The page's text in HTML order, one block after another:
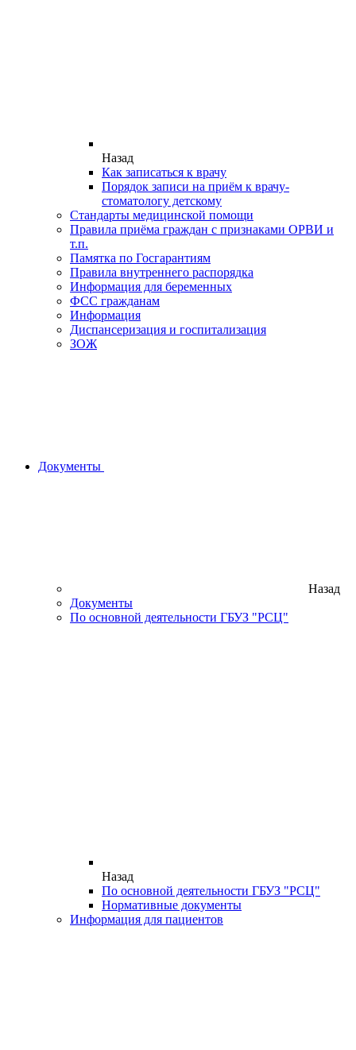
Назад
Как записаться к врачу
Порядок записи на приём к врачу-
стоматологу детскому
Стандарты медицинской помощи
Правила приёма граждан с признаками ОРВИ и
т.п.
Памятка по Госгарантиям
Правила внутреннего распорядка
Информация для беременных
ФСС гражданам
Информация
Диспансеризация и госпитализация
ЗОЖ
Документы
Назад
Документы
По основной деятельности ГБУЗ "РСЦ"
Назад
По основной деятельности ГБУЗ "РСЦ"
Нормативные документы
Информация для пациентов